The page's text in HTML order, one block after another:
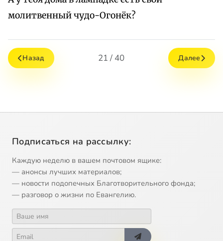
молитвенный чудо-Огонёк?
Назад 21 / 40 Далее
Подписаться на рассылку:
Каждую неделю в вашем почтовом ящике:
— анонсы лучших материалов;
— новости подопечных Благотворительного фонда;
— разговор о жизни по Евангелию.